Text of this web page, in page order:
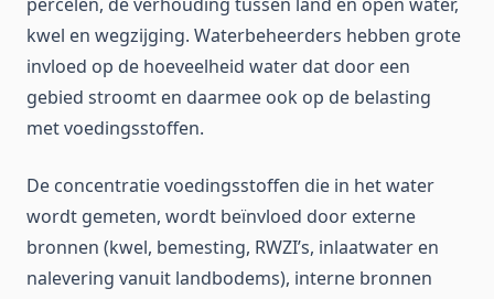
kwel en wegzijging. Waterbeheerders hebben grote
invloed op de hoeveelheid water dat door een
gebied stroomt en daarmee ook op de belasting
met voedingsstoffen.
De concentratie voedingsstoffen die in het water
wordt gemeten, wordt beïnvloed door externe
bronnen (kwel, bemesting, RWZI’s, inlaatwater en
nalevering vanuit landbodems), interne bronnen